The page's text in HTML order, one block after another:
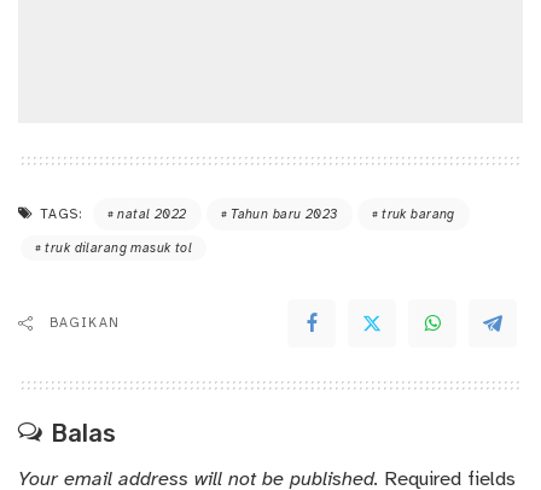
TAGS: natal 2022 Tahun baru 2023 truk barang
truk dilarang masuk tol
BAGIKAN
Balas
Your email address will not be published. Required fields